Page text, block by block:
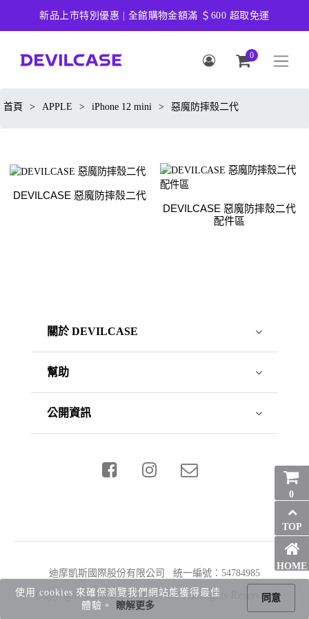
新品上市特別優惠 | 全館購物金額滿 ＄600 超取免運
0
首頁 > APPLE > iPhone 12 mini > 惡魔防摔殼二代
DEVILCASE 惡魔防摔殼二代
DEVILCASE 惡魔防摔殼二代
配件區
關於 DEVILCASE
幫助
公開資訊
迪摩凱斯國際股份有限公司 統一編號：54784985
Copyright © 2026 DEVILCASE All Rights Reserved.
0
TOP
使用 cookies 來確保瀏覽我們網站能獲得最佳
體驗。
瞭解更多
同意
HOME